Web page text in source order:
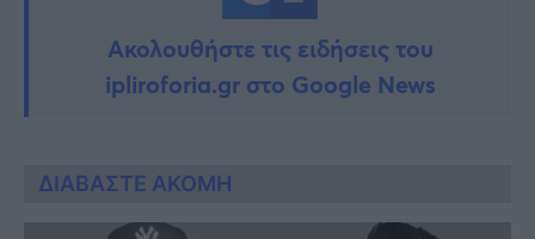
Ακολουθήστε τις ειδήσεις του
ipliroforia.gr στο Google News
ΔΙΑΒΑΣΤΕ ΑΚΟΜΗ